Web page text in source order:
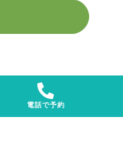
電話で予約